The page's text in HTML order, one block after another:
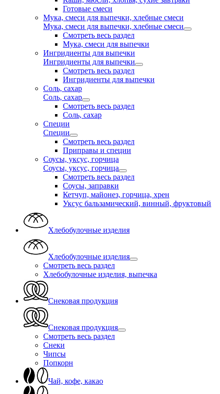
Готовые смеси
Мука, смеси для выпечки, хлебные смеси
Мука, смеси для выпечки, хлебные смеси
Смотреть весь раздел
Мука, смеси для выпечки
Ингридиенты для выпечки
Ингридиенты для выпечки
Смотреть весь раздел
Ингридиенты для выпечки
Соль, сахар
Соль, сахар
Смотреть весь раздел
Соль, сахар
Специи
Специи
Смотреть весь раздел
Приправы и специи
Соусы, уксус, горчица
Соусы, уксус, горчица
Смотреть весь раздел
Соусы, заправки
Кетчуп, майонез, горчица, хрен
Уксус бальзамический, винный, фруктовый
Хлебобулочные изделия
Хлебобулочные изделия
Смотреть весь раздел
Хлебобулочные изделия, выпечка
Снековая продукция
Снековая продукция
Смотреть весь раздел
Снеки
Чипсы
Попкорн
Чай, кофе, какао